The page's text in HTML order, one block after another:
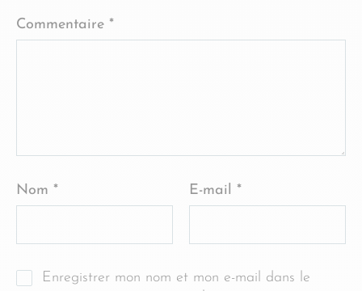
Commentaire *
Nom * E-mail *
Enregistrer mon nom et mon e-mail dans le